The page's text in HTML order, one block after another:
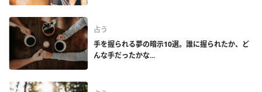
占う
手を握られる夢の暗示10選。誰に握られたか、ど
んな手だったかな...